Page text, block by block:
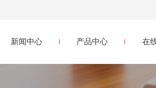
新闻中心 产品中心 在